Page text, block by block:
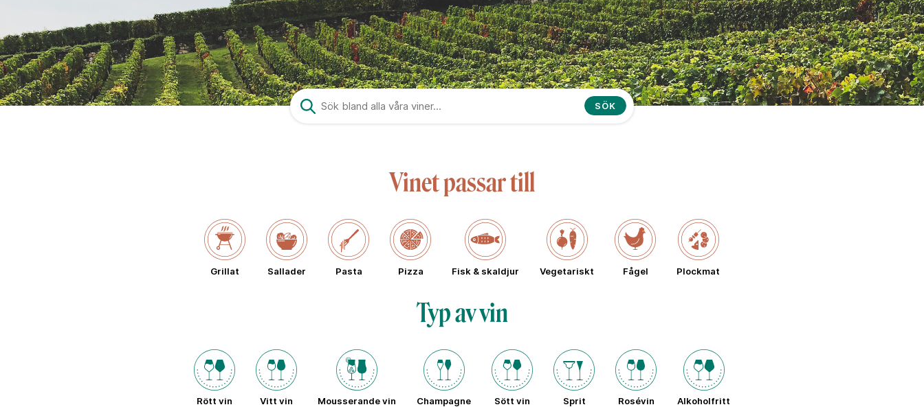
SÖK
Vinet passar till
Grillat Sallader Pasta Pizza Fisk & skaldjur Vegetariskt Fågel Plockmat
Typ av vin
Rött vin Vitt vin Mousserande vin Champagne Sött vin Sprit Rosévin Alkoholfritt